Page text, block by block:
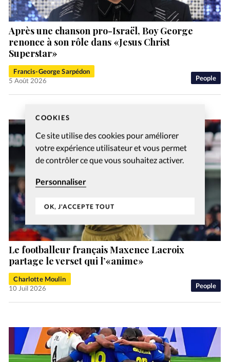
COOKIES
Ce site utilise des cookies pour améliorer
votre expérience utilisateur et vous permet
de contrôler ce que vous souhaitez activer.
Personnaliser
OK, J'ACCEPTE TOUT
People
Après une chanson pro-Israël, Boy George
renonce à son rôle dans «Jesus Christ
Superstar»
Francis-George Sarpédon
5 Août 2026
People
Le footballeur français Maxence Lacroix
partage le verset qui l’«anime»
Charlotte Moulin
10 Juil 2026